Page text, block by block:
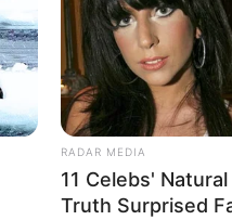
les réseaux! Merci à Vous!
du jour en cinq
RADAR MEDIA
11 Celebs'
Truth Surprised